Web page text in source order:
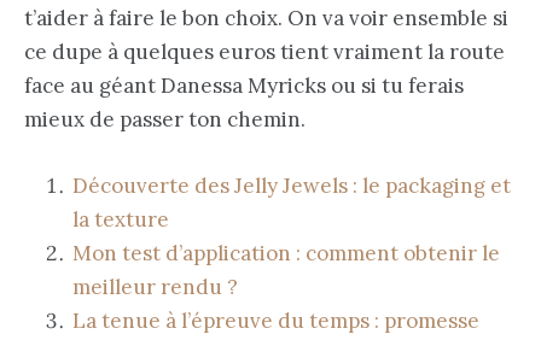
t’aider à faire le bon choix. On va voir ensemble si
ce dupe à quelques euros tient vraiment la route
face au géant Danessa Myricks ou si tu ferais
mieux de passer ton chemin.
Découverte des Jelly Jewels : le packaging et
la texture
Mon test d’application : comment obtenir le
meilleur rendu ?
La tenue à l’épreuve du temps : promesse